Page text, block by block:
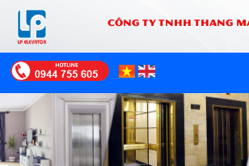
CÔNG TY TNHH THANG